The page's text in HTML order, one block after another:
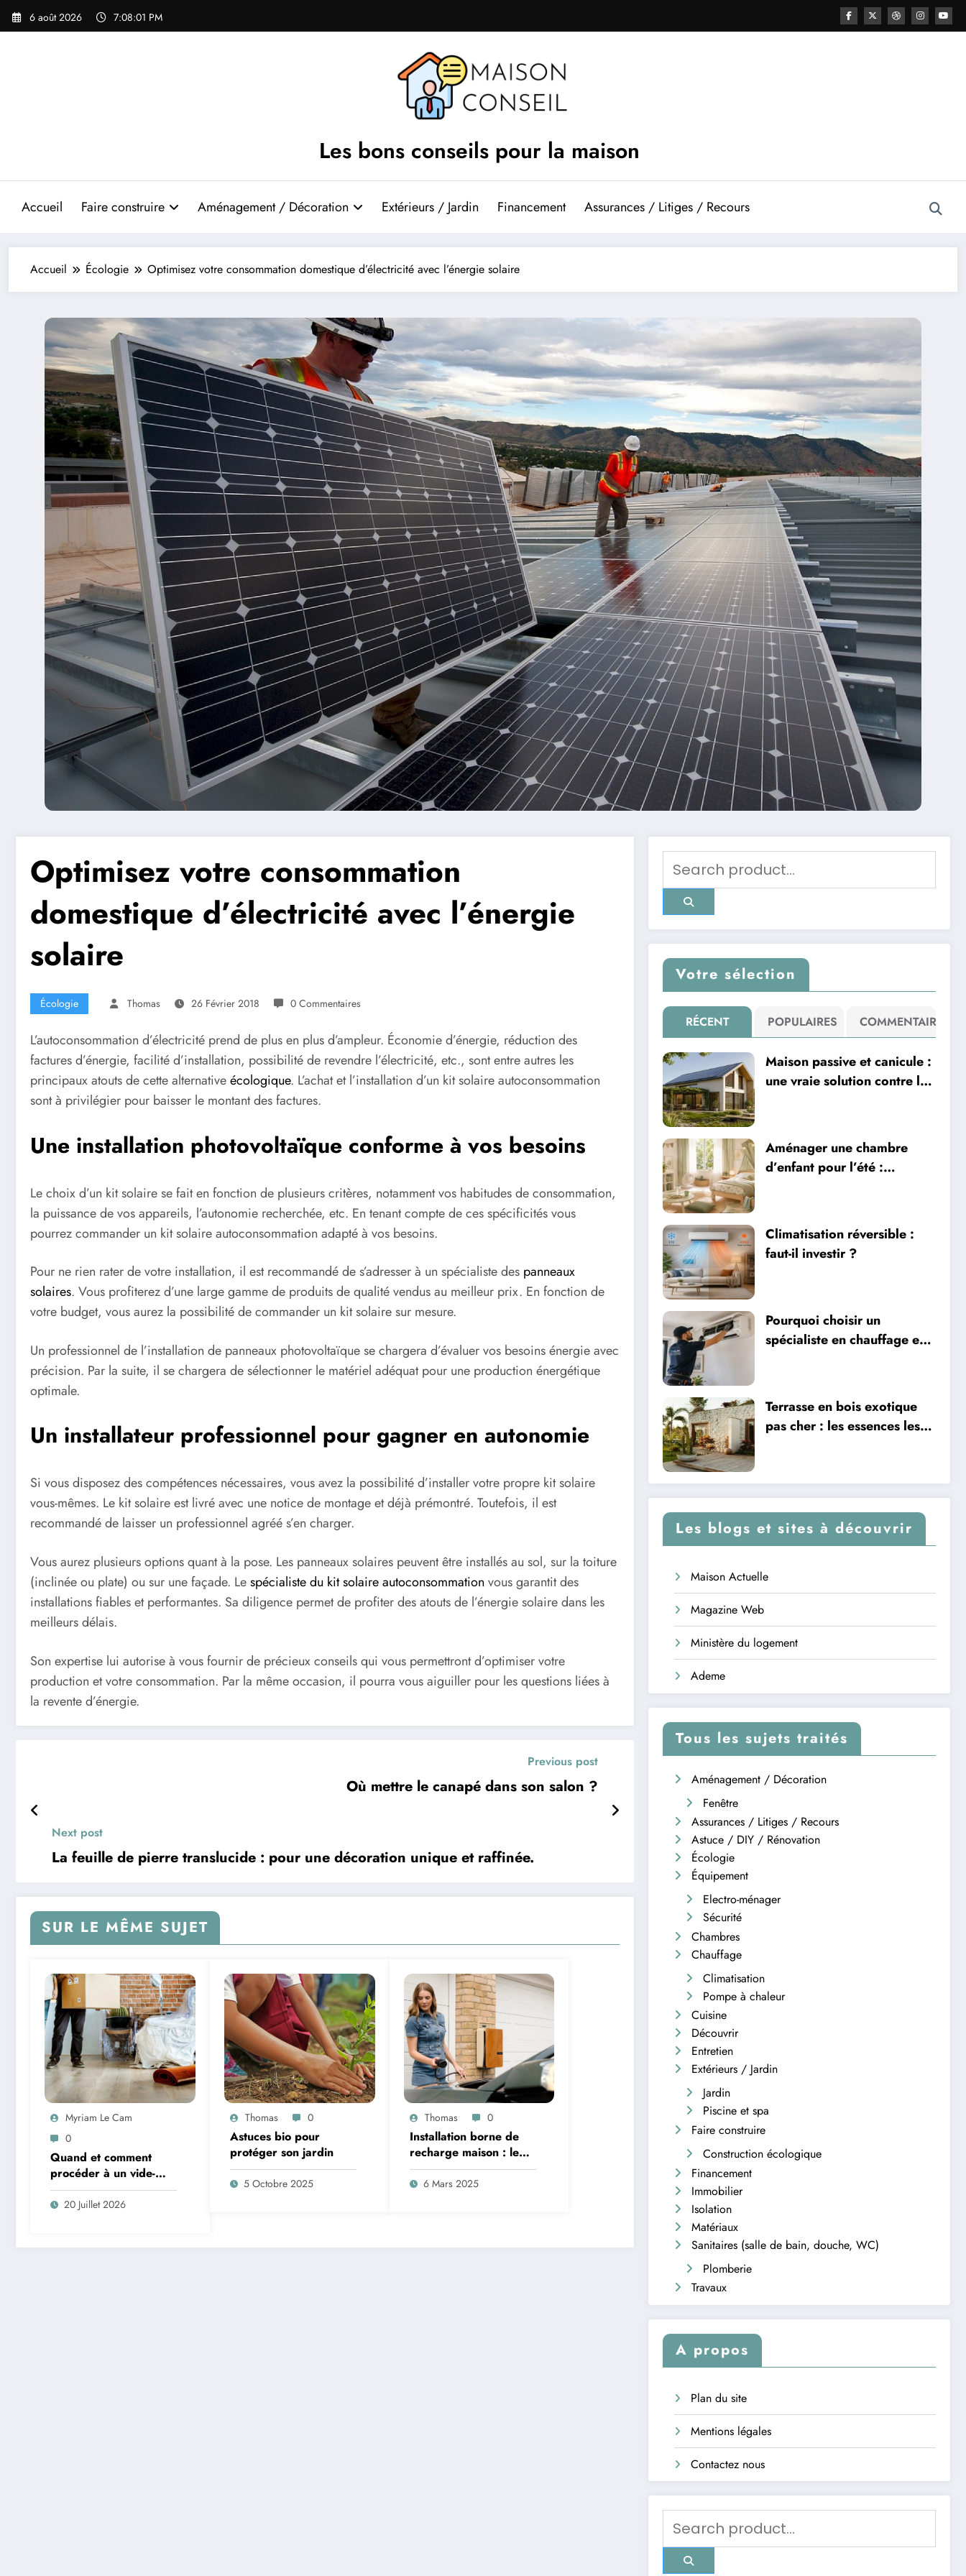
Aller
6 août 2026 7:08:03 PM
Les bons conseils pour la maison
Accueil Faire construire Aménagement / Décoration Extérieurs / Jardin Financement Assurances / Litiges / Recours
Accueil Écologie Optimisez votre consommation domestique d’électricité avec l’énergie solaire
Optimisez votre consommation
domestique d’électricité avec l’énergie
solaire
Écologie Thomas 26 Février 2018 0 Commentaires
L’autoconsommation d’électricité prend de plus en plus d’ampleur. Économie d’énergie, réduction des
factures d’énergie, facilité d’installation, possibilité de revendre l’électricité, etc., sont entre autres les
principaux atouts de cette alternativeécologique. L’achat et l’installation d’un kit solaire autoconsommation
sont à privilégier pour baisser le montant des factures.
Une installation photovoltaïque conforme à vos besoins
Le choix d’un kit solaire se fait en fonction de plusieurs critères, notamment vos habitudes de consommation,
la puissance de vos appareils, l’autonomie recherchée, etc. En tenant compte de ces spécificités vous
pourrez commander un kit solaire autoconsommation adapté à vos besoins.
Pour ne rien rater de votre installation, il est recommandé de s’adresser à un spécialiste des panneaux
solaires. Vous profiterez d’une large gamme de produits de qualité vendus au meilleur prix. En fonction de
votre budget, vous aurez la possibilité de commander un kit solaire sur mesure.
Un professionnel de l’installation de panneaux photovoltaïque se chargera d’évaluer vos besoins énergie avec
précision. Par la suite, il se chargera de sélectionner le matériel adéquat pour une production énergétique
optimale.
Un installateur professionnel pour gagner en autonomie
Si vous disposez des compétences nécessaires, vous avez la possibilité d’installer votre propre kit solaire
vous-mêmes. Le kit solaire est livré avec une notice de montage et déjà prémontré. Toutefois, il est
recommandé de laisser un professionnel agréé s’en charger.
Vous aurez plusieurs options quant à la pose. Les panneaux solaires peuvent être installés au sol, sur la toiture
(inclinée ou plate) ou sur une façade. Lespécialiste du kit solaire autoconsommation vous garantit des
installations fiables et performantes. Sa diligence permet de profiter des atouts de l’énergie solaire dans les
meilleurs délais.
Son expertise lui autorise à vous fournir de précieux conseils qui vous permettront d’optimiser votre
production et votre consommation. Par la même occasion, il pourra vous aiguiller pour les questions liées à
la revente d’énergie.
Previous post
Où mettre le canapé dans son salon ?
Next post
La feuille de pierre translucide : pour une décoration unique et raffinée.
SUR LE MÊME SUJET
Myriam Le Cam
0
Quand et comment
procéder à un vide-
maison ? Stratégies,
organisation et recours
20 Juillet 2026
Thomas 0
Astuces bio pour
protéger son jardin
5 Octobre 2025
Thomas 0
Installation borne de
recharge maison : le
guide 2025
6 Mars 2025
Votre sélection
RÉCENT POPULAIRES COMMENTAIRE
Maison passive et canicule :
une vraie solution contre la
Aménager une chambre
d’enfant pour l’été :
Climatisation réversible :
faut-il investir ?
Pourquoi choisir un
spécialiste en chauffage et
Terrasse en bois exotique
pas cher : les essences les
Les blogs et sites à découvrir
Maison Actuelle
Magazine Web
Ministère du logement
Ademe
Tous les sujets traités
Aménagement / Décoration
Fenêtre
Assurances / Litiges / Recours
Astuce / DIY / Rénovation
Écologie
Équipement
Electro-ménager
Sécurité
Chambres
Chauffage
Climatisation
Pompe à chaleur
Cuisine
Découvrir
Entretien
Extérieurs / Jardin
Jardin
Piscine et spa
Faire construire
Construction écologique
Financement
Immobilier
Isolation
Matériaux
Sanitaires (salle de bain, douche, WC)
Plomberie
Travaux
A propos
Plan du site
Mentions légales
Contactez nous